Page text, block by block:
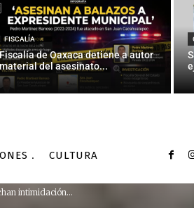
FISCALÍA
Fiscalía de Oaxaca detiene a autor
del asesinato...
CULTURA
intimidación...